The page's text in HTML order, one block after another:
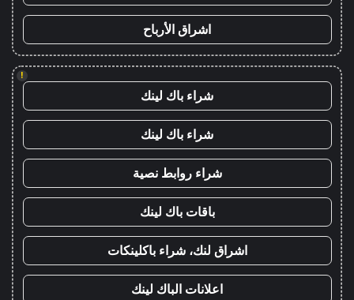
اشراق الأرباح
!
شراء باك لينك
شراء باك لينك
شراء روابط نصية
باقات باك لينك
اشراق لنك، شراء باكلينكات
اعلانات الباك لينك